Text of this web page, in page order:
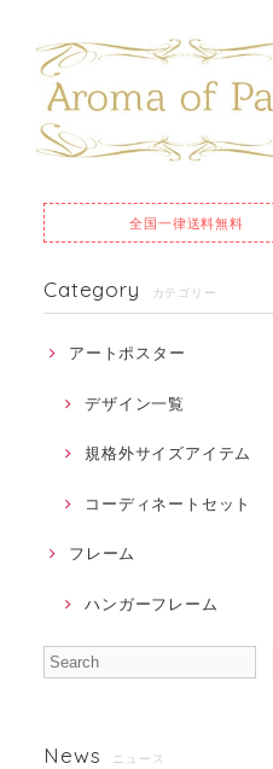
全国一律送料無料
Category カテゴリー
アートポスター
デザイン一覧
規格外サイズアイテム
コーディネートセット
フレーム
ハンガーフレーム
News ニュース